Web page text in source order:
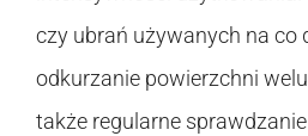
czy ubrań używanych na co
odkurzanie powierzchni
także regularne